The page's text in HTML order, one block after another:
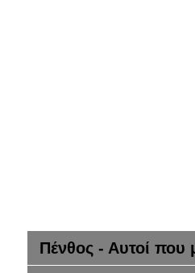
Πένθος - Αυτοί που